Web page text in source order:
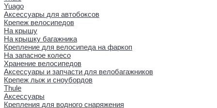
Yuago
Аксессуары для автобоксов
Крепеж велосипедов
На крышу
На крышку багажника
Крепление для велосипеда на фаркоп
На запасное колесо
Хранение велосипедов
Аксессуары и запчасти для велобагажников
Крепеж лыж и сноубордов
Thule
Аксессуары
Крепления для водного снаряжения